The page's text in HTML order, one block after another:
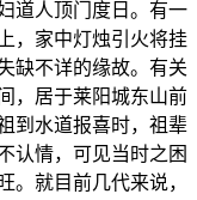
道人顶门度日。有一
，家中灯烛引火将挂
缺不详的缘故。有关
，居于莱阳城东山前
到水道报喜时，祖辈
认情，可见当时之困
。就目前几代来说，